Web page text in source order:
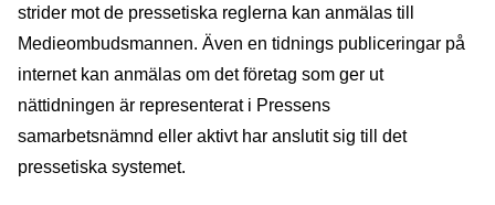
strider mot de pressetiska reglerna kan anmälas till
Medieombudsmannen. Även en tidnings publiceringar på
internet kan anmälas om det företag som ger ut
nättidningen är representerat i Pressens
samarbetsnämnd eller aktivt har anslutit sig till det
pressetiska systemet.